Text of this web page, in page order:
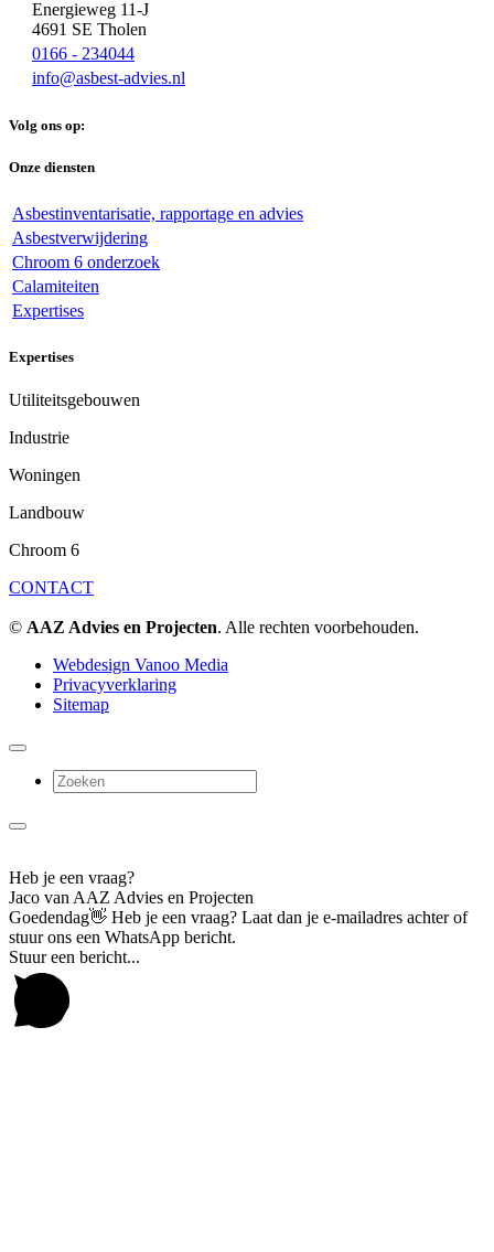
Energieweg 11-J
4691 SE Tholen
0166 - 234044
info@asbest-advies.nl
Volg ons op:
Onze diensten
Asbestinventarisatie, rapportage en advies
Asbestverwijdering
Chroom 6 onderzoek
Calamiteiten
Expertises
Expertises
Utiliteitsgebouwen
Industrie
Woningen
Landbouw
Chroom 6
CONTACT
© AAZ Advies en Projecten. Alle rechten voorbehouden.
Webdesign Vanoo Media
Privacyverklaring
Sitemap
Heb je een vraag?
Jaco van AAZ Advies en Projecten
Goedendag👋 Heb je een vraag? Laat dan je e-mailadres achter of
stuur ons een WhatsApp bericht.
Stuur een bericht...